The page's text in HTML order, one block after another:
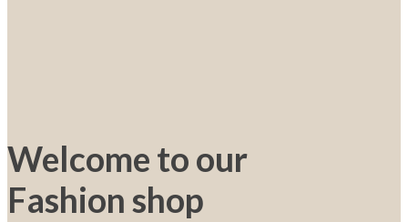
Welcome to our
Fashion shop